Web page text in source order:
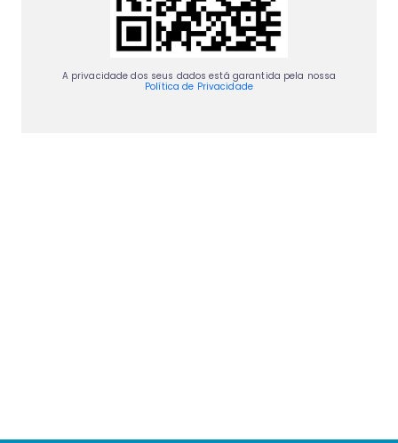
A privacidade dos seus dados está garantida pela nossa
Política de Privacidade